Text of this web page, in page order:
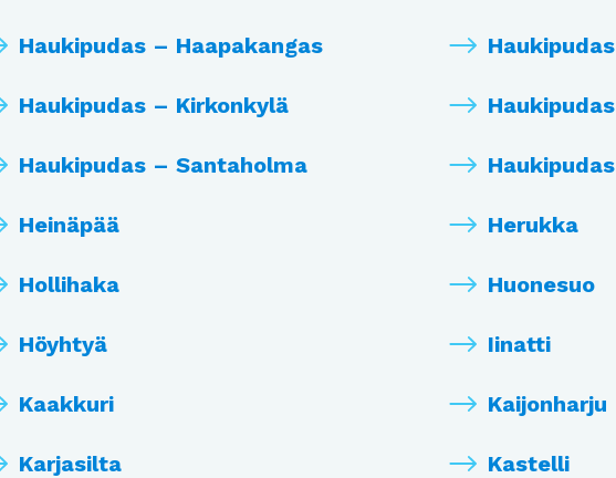
Haukipudas – Haapakangas
Haukipudas – Kirkonkylä
Haukipudas – Santaholma
Heinäpää Herukka
Hollihaka Huonesuo
Höyhtyä Iinatti
Kaakkuri Kaijonharju
Karjasilta Kastelli